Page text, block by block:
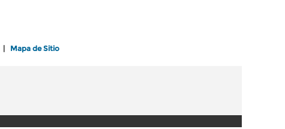
Mapa de Sitio